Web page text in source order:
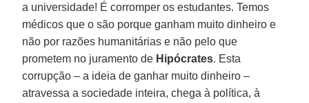
a universidade! É corromper os estudantes. Temos
médicos que o são porque ganham muito dinheiro e
não por razões humanitárias e não pelo que
prometem no juramento de Hipócrates. Esta
corrupção – a ideia de ganhar muito dinheiro –
atravessa a sociedade inteira, chega à política, à